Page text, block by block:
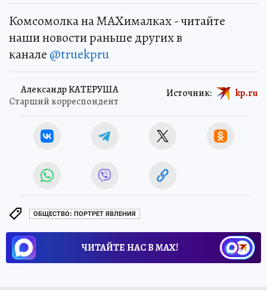
Комсомолка на MAXималках - читайте
наши новости раньше других в
канале @truekpru
Александр КАТЕРУША
Старший корреспондент
Источник: kp.ru
ОБЩЕСТВО: ПОРТРЕТ ЯВЛЕНИЯ
ЧИТАЙТЕ НАС В МАХ!